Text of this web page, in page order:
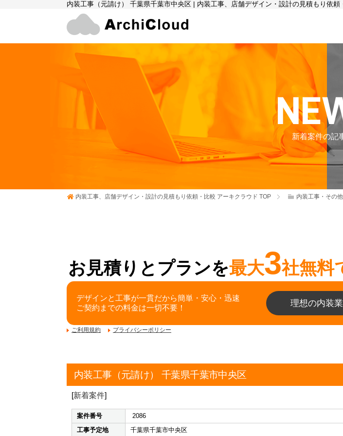
内装工事（元請け） 千葉県千葉市中央区 | 内装工事、店舗デザイン・設計の見積もり依頼
新着案件の記
内装工事、店舗デザイン・設計の見積もり依頼・比較 アーキクラウド TOP 内装工事・その他
お見積りとプランを最大3社無料
デザインと工事が一貫だから簡単・安心・迅速
ご契約までの料金は一切不要！
理想の内装
ご利用規約 プライバシーポリシー
内装工事（元請け） 千葉県千葉市中央区
[新着案件]
案件番号
2086
工事予定地
千葉県千葉市中央区